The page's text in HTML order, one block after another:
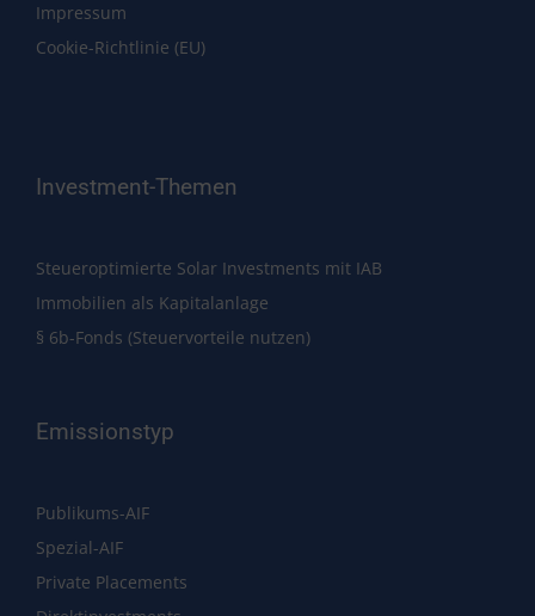
Impressum
Cookie-Richtlinie (EU)
Investment-Themen
Steueroptimierte Solar Investments mit IAB
Immobilien als Kapitalanlage
§ 6b-Fonds (Steuervorteile nutzen)
Emissionstyp
Publikums-AIF
Spezial-AIF
Private Placements